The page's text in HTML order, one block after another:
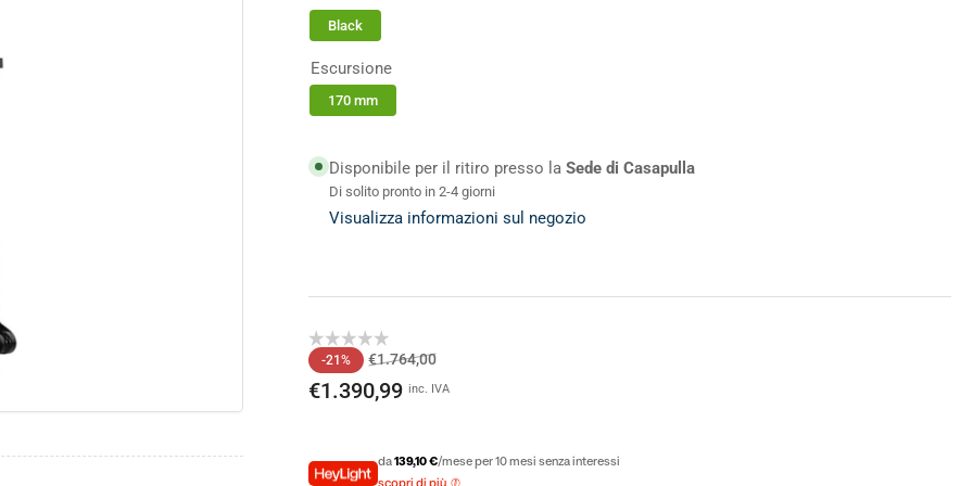
Black
Escursione
170 mm
Disponibile per il ritiro presso la Sede di Casapulla
Di solito pronto in 2-4 giorni
Visualizza informazioni sul negozio
Prezzo
di
-21% €1.764,00Prezzo
scontato
€1.390,99 inc. IVA
da139,10 €/mese per 10 mesi senza interessi
scopri di più